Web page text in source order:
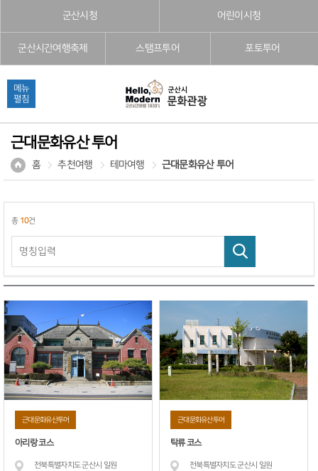
군산시청 어린이시청
군산시간여행축제 스탬프투어 포토투어
메뉴
펼침
근대문화유산 투어
홈 추천여행 테마여행 근대문화유산 투어
총 10건
근대문화유산투어
아리랑 코스
전북특별자치도 군산시 일원
근대문화유산투어
탁류 코스
전북특별자치도 군산시 일원